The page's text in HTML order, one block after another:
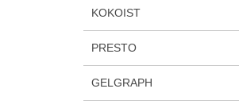
KOKOIST
PRESTO
GELGRAPH